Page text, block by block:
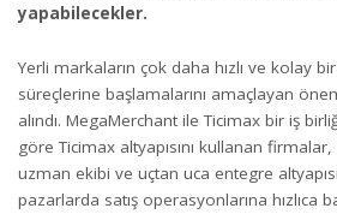
yapabilecekler.
Yerli markaların çok daha hızlı ve kolay
süreçlerine başlamalarını amaçlayan
alındı. MegaMerchant ile Ticimax bir iş
göre Ticimax altyapısını kullanan firmalar,
uzman ekibi ve uçtan uca entegre
pazarlarda satış operasyonlarına hızlıca